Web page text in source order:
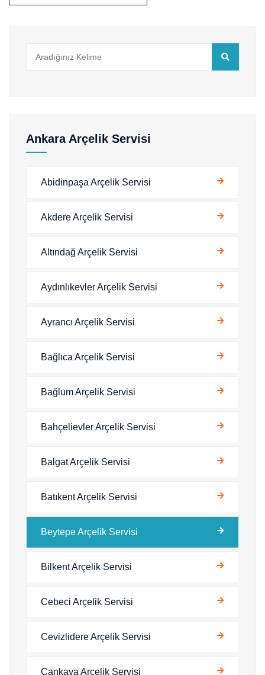
Ankara Arçelik Servisi
Abidinpaşa Arçelik Servisi
Akdere Arçelik Servisi
Altındağ Arçelik Servisi
Aydınlıkevler Arçelik Servisi
Ayrancı Arçelik Servisi
Bağlıca Arçelik Servisi
Bağlum Arçelik Servisi
Bahçelievler Arçelik Servisi
Balgat Arçelik Servisi
Batıkent Arçelik Servisi
Beytepe Arçelik Servisi
Bilkent Arçelik Servisi
Cebeci Arçelik Servisi
Cevizlidere Arçelik Servisi
Çankaya Arçelik Servisi